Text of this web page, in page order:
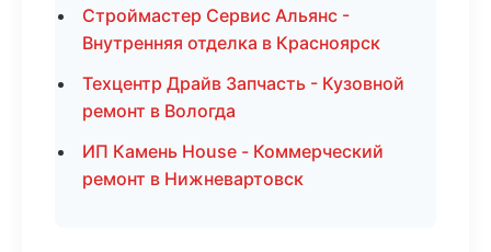
Строймастер Сервис Альянс -
Внутренняя отделка в Красноярск
Техцентр Драйв Запчасть - Кузовной
ремонт в Вологда
ИП Камень House - Коммерческий
ремонт в Нижневартовск